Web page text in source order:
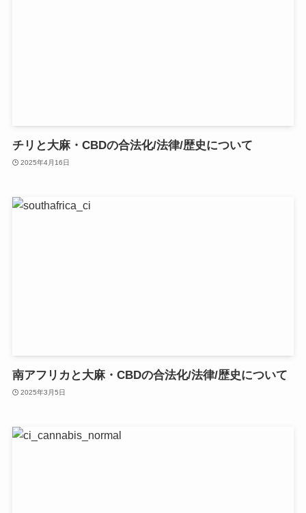
チリと大麻・CBDの合法化/法律/歴史について
2025年4月16日
南アフリカと大麻・CBDの合法化/法律/歴史について
2025年3月5日